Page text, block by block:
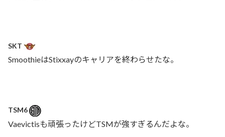
SKT
SmoothieはStixxayのキャリアを終わらせたな。
TSM6
Vaevictisも頑張ったけどTSMが強すぎるんだよな。